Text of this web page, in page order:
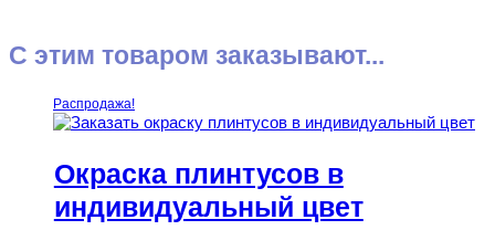
С этим товаром заказывают...
Распродажа!
Окраска плинтусов в
индивидуальный цвет